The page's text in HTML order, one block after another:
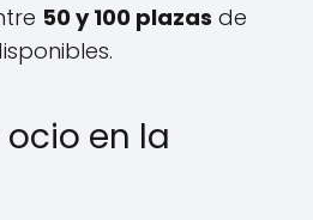
50 y 100 plazas de
ocio en la